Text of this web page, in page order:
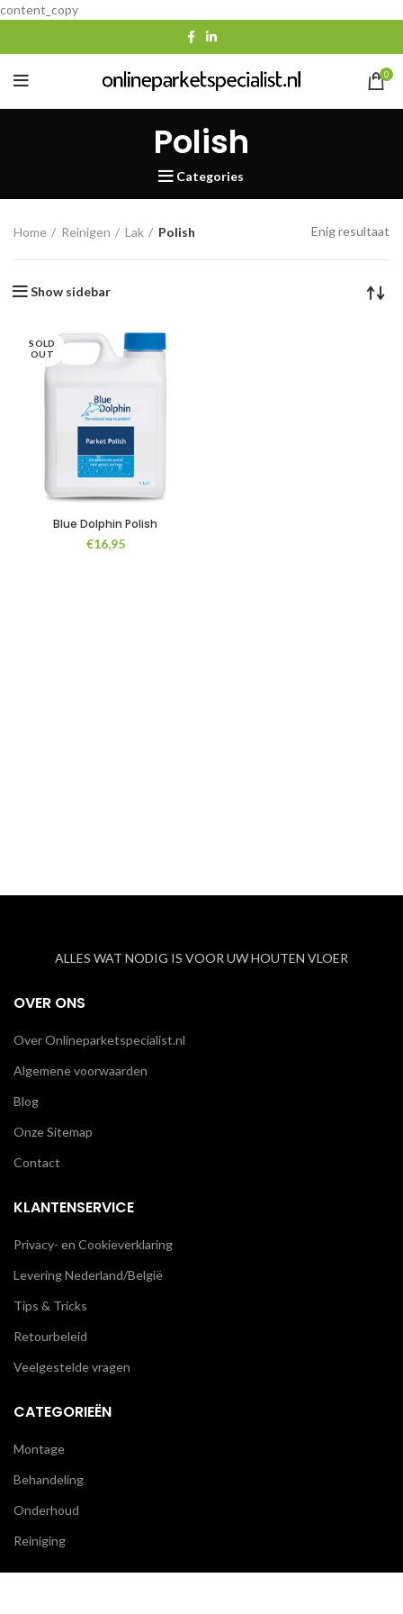
content_copy
0
Polish
Categories
Home Reinigen Lak Polish Enig resultaat
Show sidebar
SOLD
OUT
Blue Dolphin Polish
€16,95
ALLES WAT NODIG IS VOOR UW HOUTEN VLOER
OVER ONS
Over Onlineparketspecialist.nl
Algemene voorwaarden
Blog
Onze Sitemap
Contact
KLANTENSERVICE
Privacy- en Cookieverklaring
Levering Nederland/België
Tips & Tricks
Retourbeleid
Veelgestelde vragen
CATEGORIEËN
Montage
Behandeling
Onderhoud
Reiniging